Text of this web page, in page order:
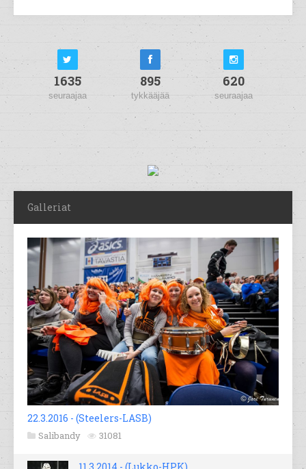
1635
seuraajaa
895
tykkääjää
620
seuraajaa
Galleriat
22.3.2016 - (Steelers-LASB)
Salibandy 31081
11.3.2014 - (Lukko-HPK)